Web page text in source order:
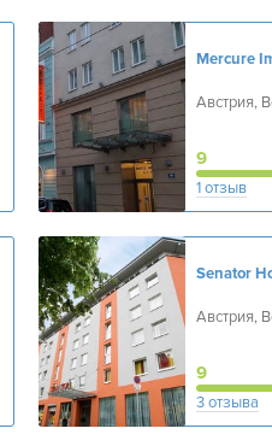
Mercure
Австрия,
9
1 отзыв
Senator
Австрия,
9
3 отзыва